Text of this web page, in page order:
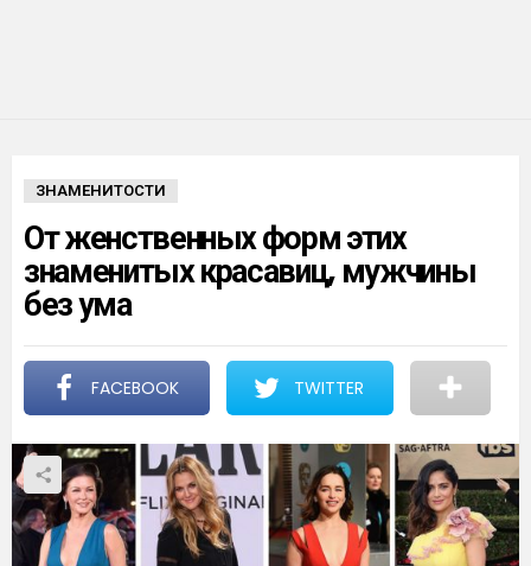
ЗНАМЕНИТОСТИ
От женственных форм этих
знаменитых красавиц, мужчины
без ума
FACEBOOK TWITTER